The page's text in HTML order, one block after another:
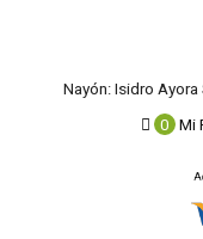
Nayón: Isidro
0 Mi